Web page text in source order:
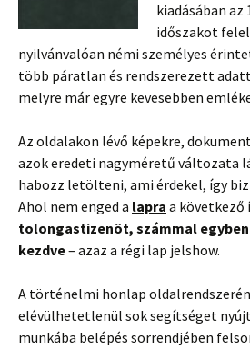
kiadásában
időszakot
nyilvánvalóan némi személyes
több páratlan és rendszerezett
melyre már egyre kevesebben
Az oldalakon lévő képekre,
azok eredeti nagyméretű változata
habozz letölteni, ami érdekel, így
Ahol nem enged a lapra a következő
tolongastizenöt, számmal
kezdve– azaz a régi lap jelshow.
A történelmi honlap
elévülhetetlenül sok segítséget
munkába belépés sorrendjében